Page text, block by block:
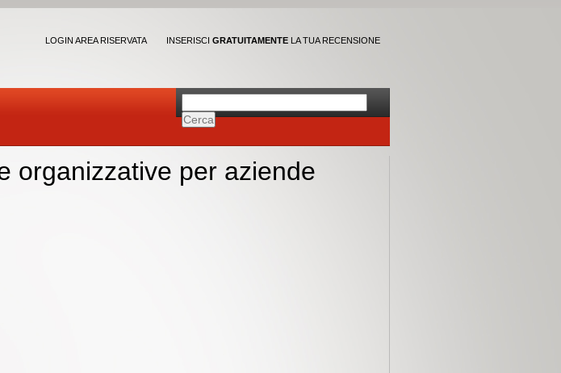
LOGIN AREA RISERVATA INSERISCI GRATUITAMENTELA TUA RECENSIONE
organizzative per aziende